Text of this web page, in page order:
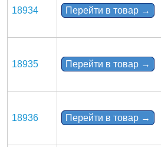
18934 Перейти в товар →
18935 Перейти в товар →
18936 Перейти в товар →